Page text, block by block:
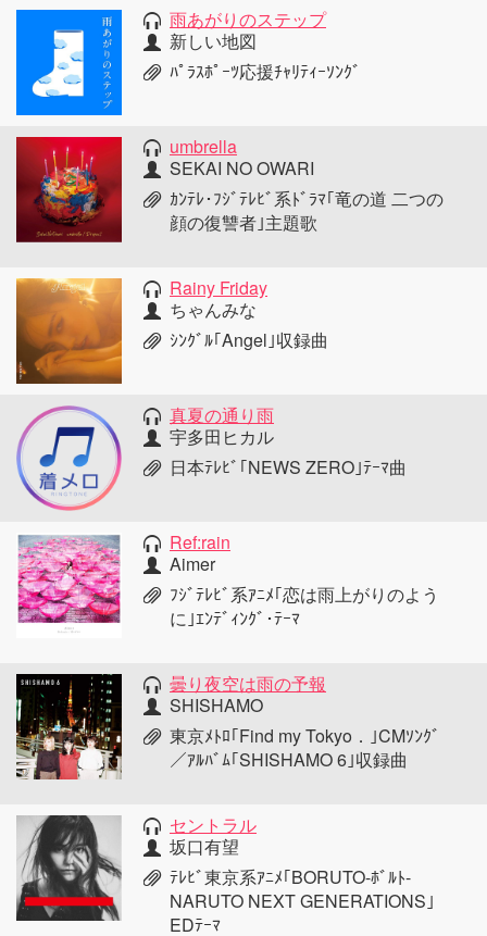
雨あがりのステップ
新しい地図
ﾊﾟﾗｽﾎﾟｰﾂ応援ﾁｬﾘﾃｨｰｿﾝｸﾞ
umbrella
SEKAI NO OWARI
ｶﾝﾃﾚ･ﾌｼﾞﾃﾚﾋﾞ系ﾄﾞﾗﾏ｢竜の道 二つの
顔の復讐者｣主題歌
Rainy Friday
ちゃんみな
ｼﾝｸﾞﾙ｢Angel｣収録曲
真夏の通り雨
宇多田ヒカル
日本ﾃﾚﾋﾞ｢NEWS ZERO｣ﾃｰﾏ曲
Ref:rain
Aimer
ﾌｼﾞﾃﾚﾋﾞ系ｱﾆﾒ｢恋は雨上がりのよう
に｣ｴﾝﾃﾞｨﾝｸﾞ･ﾃｰﾏ
曇り夜空は雨の予報
SHISHAMO
東京ﾒﾄﾛ｢Find my Tokyo．｣CMｿﾝｸﾞ
／ｱﾙﾊﾞﾑ｢SHISHAMO 6｣収録曲
セントラル
坂口有望
ﾃﾚﾋﾞ東京系ｱﾆﾒ｢BORUTO-ﾎﾞﾙﾄ-
NARUTO NEXT GENERATIONS｣
EDﾃｰﾏ